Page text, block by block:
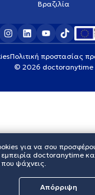
σοκ
Βραζιλία
Πολιτική προστασίας
© 2026 doctoranytime
για να σου
doctoranytime
ψάχνεις.
Απόρριψη